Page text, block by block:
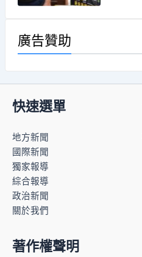
廣告贊助
快速選單
地方新聞
國際新聞
獨家報導
綜合報導
政治新聞
關於我們
著作權聲明